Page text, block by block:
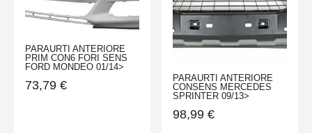
PARAURTI ANTERIORE
PRIM CON6 FORI SENS
FORD MONDEO 01/14>
73,79 €
PARAURTI ANTERIORE
CONSENS MERCEDES
SPRINTER 09/13>
98,99 €